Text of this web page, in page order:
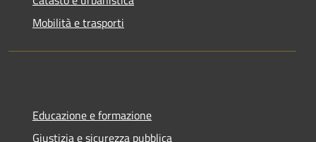
Mobilità e trasporti
Educazione e formazione
Giustizia e sicurezza pubblica